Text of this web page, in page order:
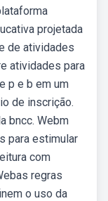
projetada
de atividades
atividades para
p e b em um
de inscrição.
bncc. Webm
para estimular
com
regras
o uso da